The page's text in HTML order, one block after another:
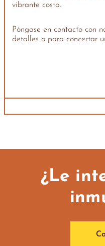
vibrante costa.
Póngase en contacto con
detalles o para concertar
¿Le